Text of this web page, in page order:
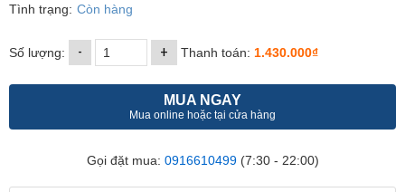
Tình trạng: Còn hàng
Số lượng: - + Thanh toán: 1.430.000₫
MUA NGAY
Mua online hoặc tại cửa hàng
Gọi đặt mua: 0916610499(7:30 - 22:00)